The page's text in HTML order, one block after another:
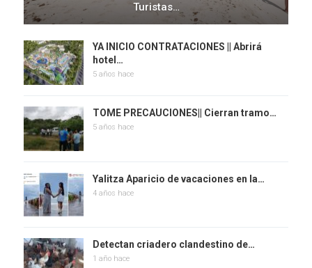
Turistas…
YA INICIO CONTRATACIONES || Abrirá
hotel…
5 años hace
TOME PRECAUCIONES|| Cierran tramo…
5 años hace
Yalitza Aparicio de vacaciones en la…
4 años hace
Detectan criadero clandestino de…
1 año hace